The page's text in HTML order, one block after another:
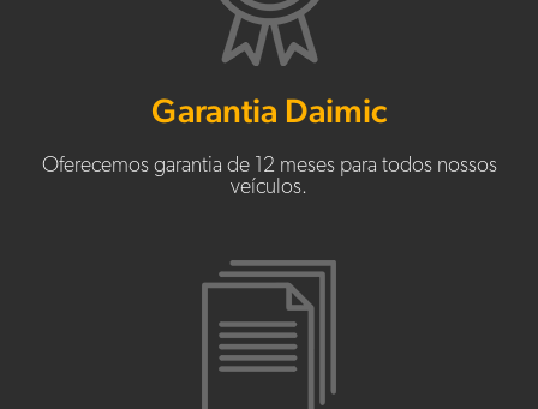
Garantia Daimic
Oferecemos garantia de 12 meses para todos nossos
veículos.